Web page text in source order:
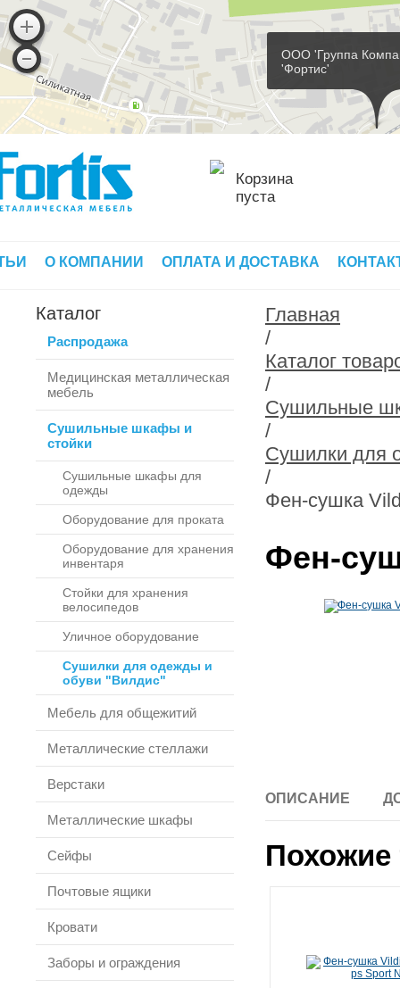
ООО 'Группа
'Фортис'
Корзина
пуста
О КОМПАНИИ ОПЛАТА И ДОСТАВКА
Каталог
Распродажа
Медицинская металлическая
мебель
Сушильные шкафы и
стойки
Сушильные шкафы для
одежды
Оборудование для проката
Оборудование для хранения
инвентаря
Стойки для хранения
велосипедов
Уличное оборудование
Сушилки для одежды и
обуви "Вилдис"
Мебель для общежитий
Металлические стеллажи
Верстаки
Металлические шкафы
Сейфы
Почтовые ящики
Кровати
Заборы и ограждения
Главная
/
Каталог
/
Сушильные
/
Сушилки для
/
Фен-сушка
Фен-
ОПИСАНИЕ